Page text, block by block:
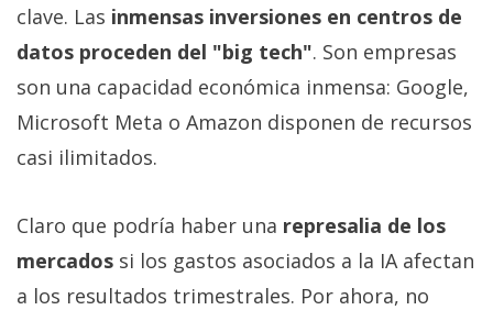
clave. Las inmensas inversiones en centros de
datos proceden del "big tech". Son empresas
son una capacidad económica inmensa: Google,
Microsoft Meta o Amazon disponen de recursos
casi ilimitados.
Claro que podría haber una represalia de los
mercados si los gastos asociados a la IA afectan
a los resultados trimestrales. Por ahora, no